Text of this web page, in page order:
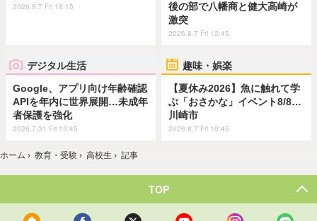
2026.8.7 Fri 18:15
後の部で八幡商と健大高崎が
激突
2026.8.7 Fri 12:45
デジタル生活
Google、アプリ向け年齢確認
APIを年内に世界展開…未成年
者保護を強化
2026.7.31 Fri 13:45
趣味・娯楽
【夏休み2026】魚に触れて学
ぶ「おさかな」イベント8/8…
川崎市
2026.8.7 Fri 10:45
ホーム › 教育・受験 › 高校生 › 記事
TOP